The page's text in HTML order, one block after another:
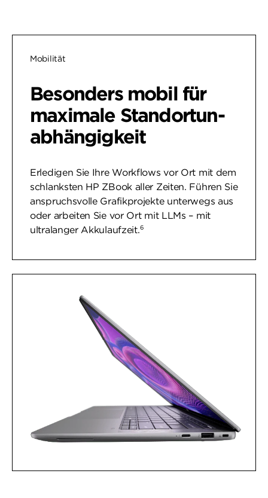
Mobilität
Besonders mobil für
maximale Standortun­
abhängigkeit
Erledigen Sie Ihre Workflows vor Ort mit dem
schlanksten HP ZBook aller Zeiten. Führen Sie
anspruchsvolle Grafikprojekte unterwegs aus
oder arbeiten Sie vor Ort mit LLMs – mit
ultralanger Akkulaufzeit.6